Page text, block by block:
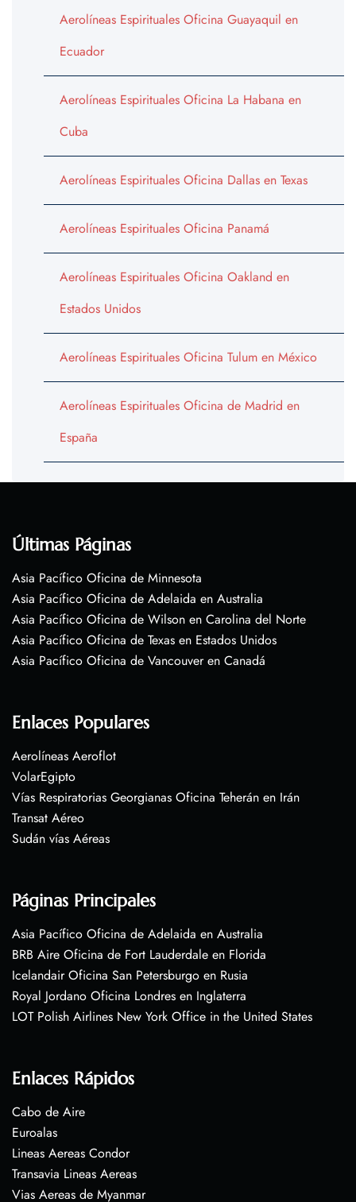
Aerolíneas Espirituales Oficina Guayaquil en
Ecuador
Aerolíneas Espirituales Oficina La Habana en
Cuba
Aerolíneas Espirituales Oficina Dallas en Texas
Aerolíneas Espirituales Oficina Panamá
Aerolíneas Espirituales Oficina Oakland en
Estados Unidos
Aerolíneas Espirituales Oficina Tulum en México
Aerolíneas Espirituales Oficina de Madrid en
España
Últimas Páginas
Asia Pacífico Oficina de Minnesota
Asia Pacífico Oficina de Adelaida en Australia
Asia Pacífico Oficina de Wilson en Carolina del Norte
Asia Pacífico Oficina de Texas en Estados Unidos
Asia Pacífico Oficina de Vancouver en Canadá
Enlaces Populares
Aerolíneas Aeroflot
VolarEgipto
Vías Respiratorias Georgianas Oficina Teherán en Irán
Transat Aéreo
Sudán vías Aéreas
Páginas Principales
Asia Pacífico Oficina de Adelaida en Australia
BRB Aire Oficina de Fort Lauderdale en Florida
Icelandair Oficina San Petersburgo en Rusia
Royal Jordano Oficina Londres en Inglaterra
LOT Polish Airlines New York Office in the United States
Enlaces Rápidos
Cabo de Aire
Euroalas
Lineas Aereas Condor
Transavia Lineas Aereas
Vias Aereas de Myanmar